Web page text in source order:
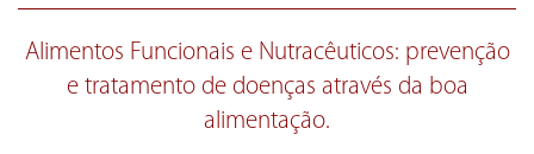
Alimentos Funcionais e Nutracêuticos: prevenção
e tratamento de doenças através da boa
alimentação.